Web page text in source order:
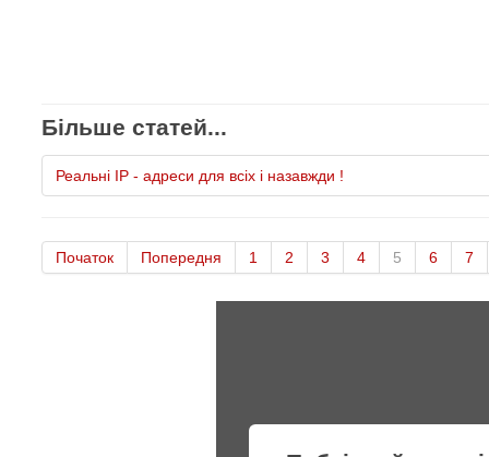
Більше статей...
Реальні ІР - адреси для всіх і назавжди !
Початок Попередня 1 2 3 4 5 6 7